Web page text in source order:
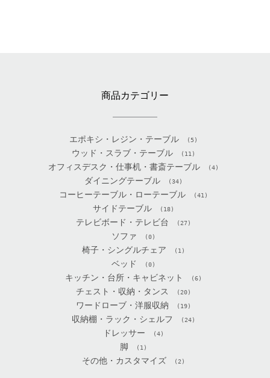
商品カテゴリー
エポキシ・レジン・テーブル (5)
ウッド・スラブ・テーブル (11)
オフィスデスク・仕事机・書斎テーブル (4)
ダイニングテーブル (34)
コーヒーテーブル・ローテーブル (41)
サイドテーブル (18)
テレビボード・テレビ台 (27)
ソファ (0)
椅子・シングルチェア (1)
ベッド (0)
キッチン・台所・キャビネット (6)
チェスト・収納・タンス (20)
ワードローブ・洋服収納 (19)
収納棚・ラック・シェルフ (24)
ドレッサー (4)
脚 (1)
その他・カスタマイズ (2)